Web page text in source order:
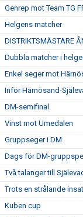
Genrep mot Team TG
Helgens matcher
DISTRIKTSMÄSTARE
Dubbla matcher i
Enkel seger mot
Inför Härnösand-
DM-semifinal
Vinst mot Umedalen
Gruppseger i DM
Dags för DM-gruppspel
Två talanger till
Trots en strålande
Kuben cup